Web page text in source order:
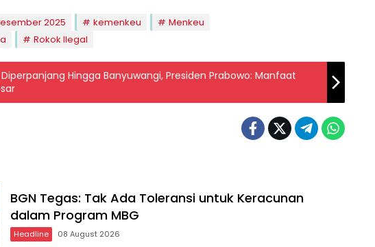
2025 kemenkeu
Menkeu
Rokok Ilegal
Hingga Banyuwangi, Presiden Prabowo: Manfaat
BGN Tegas: Tak Ada Toleransi untuk Keracunan
dalam Program MBG
Headline 08 August 2026